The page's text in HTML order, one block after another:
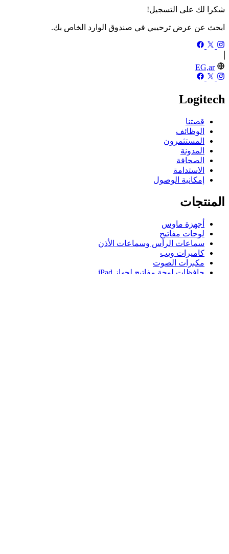
شكرا لك على التسجيل!
ابحث عن عرض ترحيبي في صندوق الوارد الخاص بك.
EG,ar
Logitech
قصتنا
الوظائف
المستثمرون
المدونة
الصحافة
الاستدامة
إمكانية الوصول
المنتجات
أجهزة ماوس
لوحات مفاتيح
سماعات الرأس وسماعات الأذن
كاميرات ويب
مكبرات الصوت
حافظات لوحة مفاتيح لجهاز iPad